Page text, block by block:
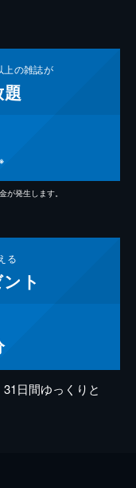
上の雑誌が
※
発生します。
る
ト
日間ゆっくりと